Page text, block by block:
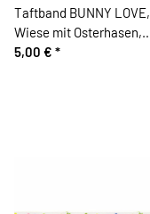
Taftband BUNNY LOVE,
Wiese mit Osterhasen,
bedruckt, Berisfords
5,00 € *